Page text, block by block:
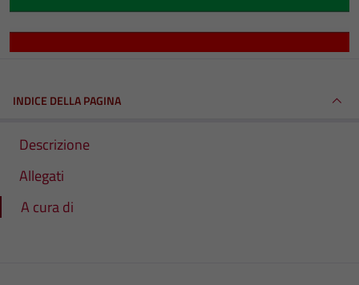
INDICE DELLA PAGINA
Descrizione
Allegati
A cura di